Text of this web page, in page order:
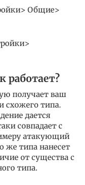
Общие>
работает?
получает ваш
схожего типа.
дается
совпадает с
атакующий
же типа нанесет
от существа с
типа.